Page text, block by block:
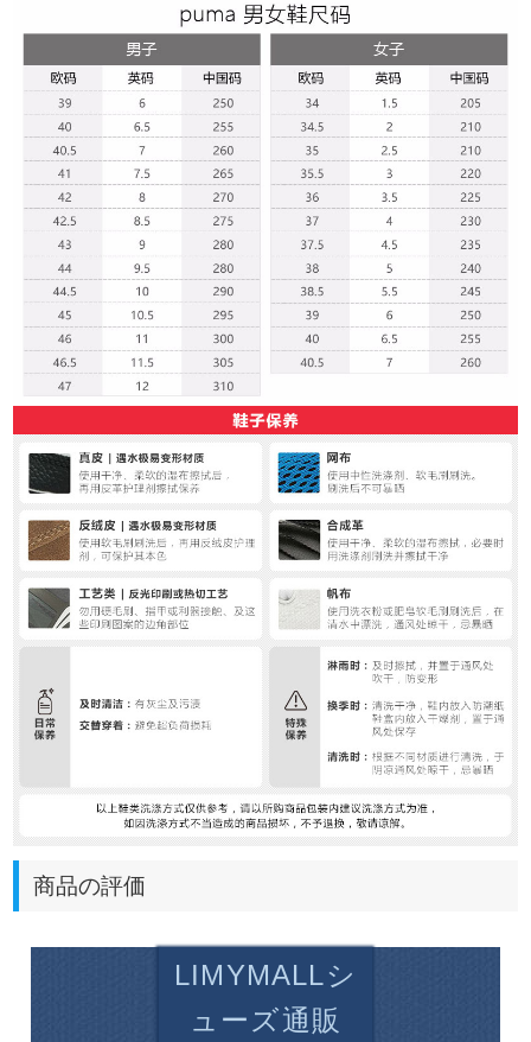
商品の評価
LIMYMALLシ
ューズ通販